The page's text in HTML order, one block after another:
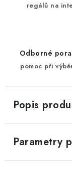
regálů na
Odborné
pomoc při
Popis
Parametry